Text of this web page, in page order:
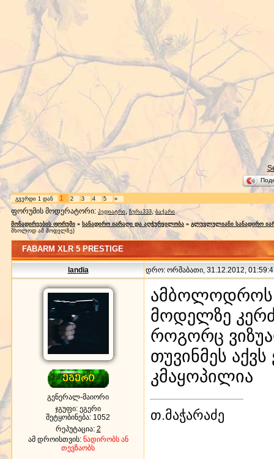
გვერდი 1 დან 1 2 3 4 5 »
ფორუმის მოდერატორი: პედიატრი, ზურა333,ბაქარი
მონადირეების ფორუმი » სანადირო იარაღი და აღჭურვილობა » გლუვლულიანი სანადირო
მხოლოდ ამ მოდელზე)
FABARM XLR 5 PRESTIGE
landia დრო: ორშაბათი, 31.12.2012,
გენერალ-მაიორი
ჯგუფი: ეგერი
შეტყობინება: 1052
რეპუტაცია: 2
ამ დროისთვის: ნადირობს ან
თევზაობს
ამბოლოდროს
მოდელზე
როგორც
თუვინმეს
კმაყოპილია
თ.მაჭარაძე